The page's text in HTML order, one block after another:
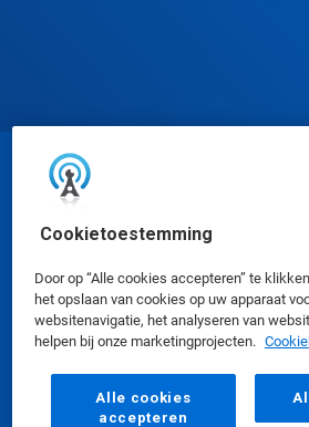
Cookietoestemming
Door op “Alle cookies accepteren” te
het opslaan van cookies op uw apparaat
websitenavigatie, het analyseren van
helpen bij onze marketingprojecten.
Alle cookies
accepteren
Veiligheidsinformatiebladen